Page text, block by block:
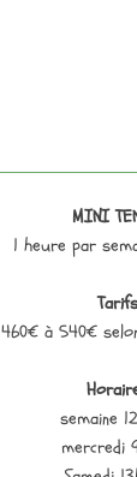
MINI
1 heure par
Tarifs
460€ à 540€
semaine
mercredi